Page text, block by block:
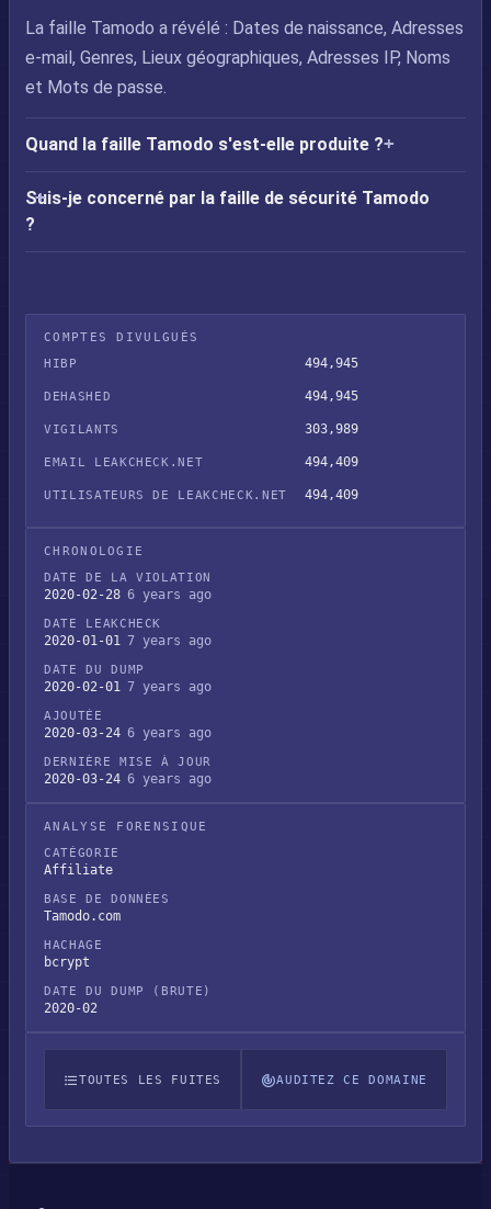
La faille Tamodo a révélé : Dates de naissance, Adresses
e-mail, Genres, Lieux géographiques, Adresses IP, Noms
et Mots de passe.
Quand la faille Tamodo s'est-elle produite ?
Suis-je concerné par la faille de sécurité Tamodo
?
COMPTES DIVULGUÉS
HIBP
494,945
DEHASHED 494,945
VIGILANTS 303,989
EMAIL LEAKCHECK.NET 494,409
UTILISATEURS DE LEAKCHECK.NET 494,409
CHRONOLOGIE
DATE DE LA VIOLATION
2020-02-28 6 years ago
DATE LEAKCHECK
2020-01-01 7 years ago
DATE DU DUMP
2020-02-01 7 years ago
AJOUTÉE
2020-03-24 6 years ago
DERNIÈRE MISE À JOUR
2020-03-24 6 years ago
ANALYSE FORENSIQUE
CATÉGORIE
Affiliate
BASE DE DONNÉES
Tamodo.com
HACHAGE
bcrypt
DATE DU DUMP (BRUTE)
2020-02
TOUTES LES FUITES AUDITEZ CE DOMAINE